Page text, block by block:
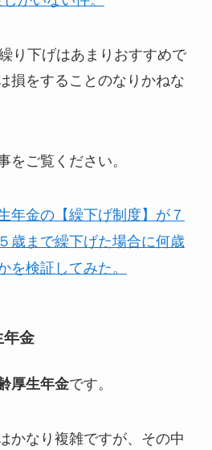
り下げはあまりおすすめで
損をすることのなりかねな
をご覧ください。
年金の【繰下げ制度】が７
歳まで繰下げた場合に何歳
を検証してみた。
年金
厚生年金です。
かなり複雑ですが、その中